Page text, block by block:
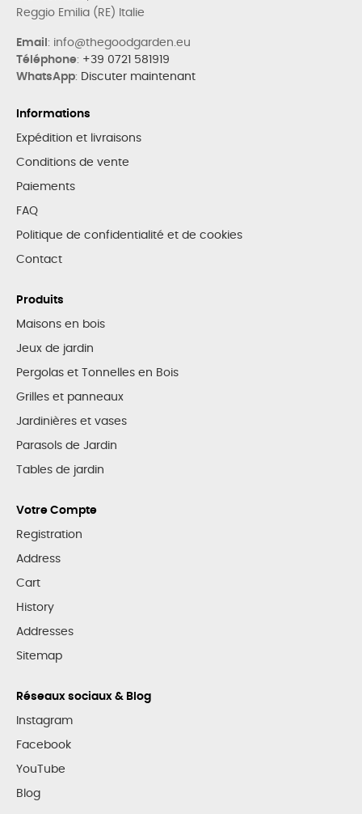
Reggio Emilia (RE) Italie
Email : info@thegoodgarden.eu
Téléphone: +39 0721 581919
WhatsApp: Discuter maintenant
Informations
Expédition et livraisons
Conditions de vente
Paiements
FAQ
Politique de confidentialité et de cookies
Contact
Produits
Maisons en bois
Jeux de jardin
Pergolas et Tonnelles en Bois
Grilles et panneaux
Jardinières et vases
Parasols de Jardin
Tables de jardin
Votre Compte
Registration
Address
Cart
History
Addresses
Sitemap
Réseaux sociaux & Blog
Instagram
Facebook
YouTube
Blog